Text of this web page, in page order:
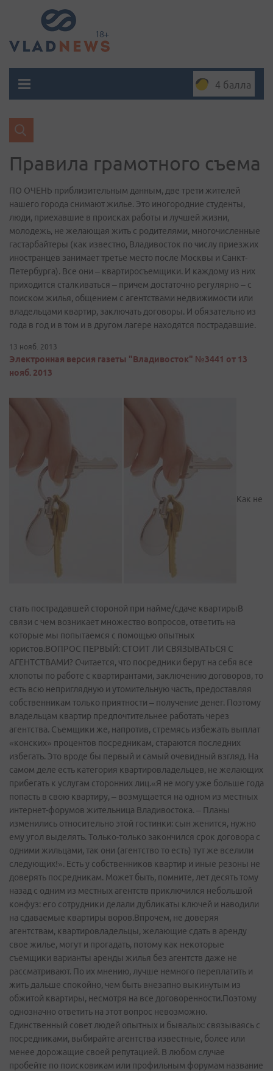
4 балла
Правила грамотного съема
ПО ОЧЕНЬ приблизительным данным, две трети жителей
нашего города снимают жилье. Это иногородние студенты,
люди, приехавшие в происках работы и лучшей жизни,
молодежь, не желающая жить с родителями, многочисленные
гастарбайтеры (как известно, Владивосток по числу приезжих
иностранцев занимает третье место после Москвы и Санкт-
Петербурга). Все они – квартиросъемщики. И каждому из них
приходится сталкиваться – причем достаточно регулярно – с
поиском жилья, общением с агентствами недвижимости или
владельцами квартир, заключать договоры. И обязательно из
года в год и в том и в другом лагере находятся пострадавшие.
13 нояб. 2013
Электронная версия газеты "Владивосток" №3441 от 13
нояб. 2013
Как не
стать пострадавшей стороной при найме/сдаче квартирыВ
связи с чем возникает множество вопросов, ответить на
которые мы попытаемся с помощью опытных
юристов.ВОПРОС ПЕРВЫЙ: СТОИТ ЛИ СВЯЗЫВАТЬСЯ С
АГЕНТСТВАМИ? Считается, что посредники берут на себя все
хлопоты по работе с квартирантами, заключению договоров, то
есть всю неприглядную и утомительную часть, предоставляя
собственникам только приятности – получение денег. Поэтому
владельцам квартир предпочтительнее работать через
агентства. Съемщики же, напротив, стремясь избежать выплат
«конских» процентов посредникам, стараются последних
избегать. Это вроде бы первый и самый очевидный взгляд. На
самом деле есть категория квартировладельцев, не желающих
прибегать к услугам сторонних лиц.«Я не могу уже больше года
попасть в свою квартиру, – возмущается на одном из местных
интернет-форумов жительница Владивостока. – Планы
изменились относительно этой гостинки: сын женится, нужно
ему угол выделять. Только-­только закончился срок договора с
одними жильцами, так они (агентство то есть) тут же вселили
следующих!». Есть у собственников квартир и иные резоны не
доверять посредникам. Может быть, помните, лет десять тому
назад с одним из местных агентств приключился небольшой
конфуз: его сотрудники делали дубликаты ключей и наводили
на сдаваемые квартиры воров.Впрочем, не доверяя
агентствам, квартировладельцы, желающие сдать в аренду
свое жилье, могут и прогадать, потому как некоторые
съемщики варианты аренды жилья без агентств даже не
рассматривают. По их мнению, лучше немного переплатить и
жить дальше спокойно, чем быть внезапно выкинутым из
обжитой квартиры, несмотря на все договоренности.Поэтому
однозначно ответить на этот вопрос невозможно.
Единственный совет людей опытных и бывалых: связываясь с
посредниками, выбирайте агентства известные, более или
менее дорожащие своей репутацией. В любом случае
пробейте по поисковикам или профильным форумам название